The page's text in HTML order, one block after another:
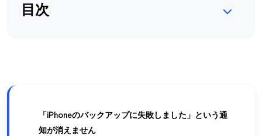
目次
「iPhoneのバックアップに失敗しました」という通
知が消えません